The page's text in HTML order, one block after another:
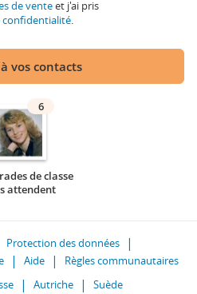
de venteet j'ai pris
confidentialité.
vos contacts
6
de classe
attendent
Protection des données
Aide
Règles communautaires
Autriche Suède